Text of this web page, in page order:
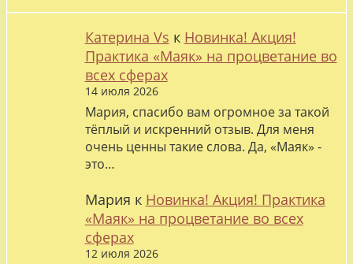
Катерина Vs к Новинка! Акция!
Практика «Маяк» на процветание во
всех сферах
14 июля 2026
Мария, спасибо вам огромное за такой
тёплый и искренний отзыв. Для меня
очень ценны такие слова. Да, «Маяк» -
это…
Мария к Новинка! Акция! Практика
«Маяк» на процветание во всех
сферах
12 июля 2026